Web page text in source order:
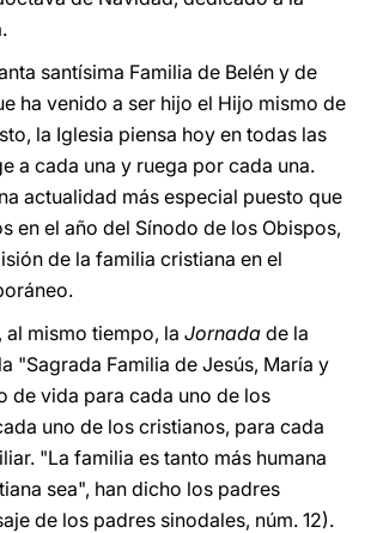
santísima Familia de Belén y de
ha venido a ser hijo el Hijo mismo de
la Iglesia piensa hoy en todas las
a cada una y ruega por cada una.
actualidad más especial puesto que
en el año del Sínodo de los Obispos,
de la familia cristiana en el
al mismo tiempo, la Jornada de la
"Sagrada Familia de Jesús, María y
de vida para cada uno de los
uno de los cristianos, para cada
"La familia es tanto más humana
sea", han dicho los padres
de los padres sinodales, núm. 12).